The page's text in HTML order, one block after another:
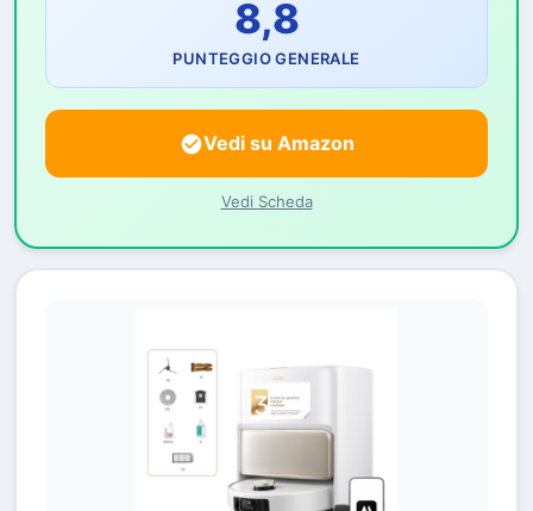
8,8
PUNTEGGIO GENERALE
Vedi su Amazon
Vedi Scheda